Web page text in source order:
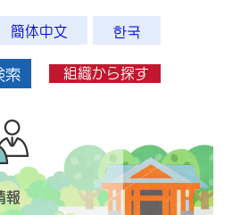
簡体中文 한국
索 組織から探す
報